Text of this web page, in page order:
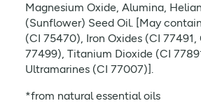
Magnesium Oxide, Alumina,
(Sunflower) Seed Oil. [May
(CI 75470), Iron Oxides (CI 77491,
77499), Titanium Dioxide (CI
Ultramarines (CI 77007)].
*from natural essential oils